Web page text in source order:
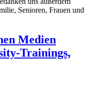
Senioren, Frauen und
Medien
Trainings,